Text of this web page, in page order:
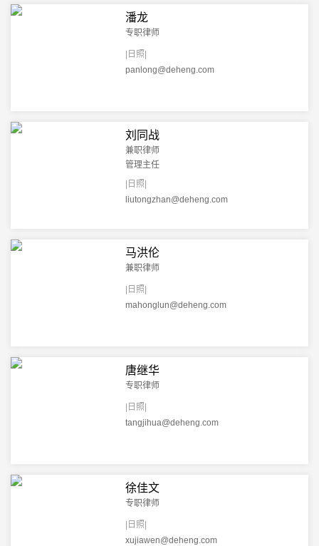
潘龙
专职律师
|日照|
panlong@deheng.com
刘同战
兼职律师
管理主任
|日照|
liutongzhan@deheng.com
马洪伦
兼职律师
|日照|
mahonglun@deheng.com
唐继华
专职律师
|日照|
tangjihua@deheng.com
徐佳文
专职律师
|日照|
xujiawen@deheng.com